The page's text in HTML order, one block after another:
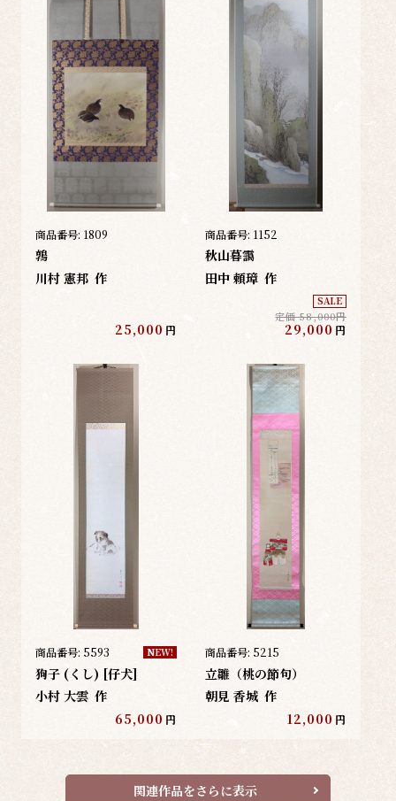
商品番号: 1809
鶉
川村 憲邦 作
25,000 円
商品番号: 1152
秋山暮靄
田中 頼璋 作
SALE
定価 58,000円
29,000 円
商品番号: 5593 NEW!
狗子 (くし) [仔犬]
小村 大雲 作
65,000 円
商品番号: 5215
立雛（桃の節句）
朝見 香城 作
12,000 円
関連作品をさらに表示